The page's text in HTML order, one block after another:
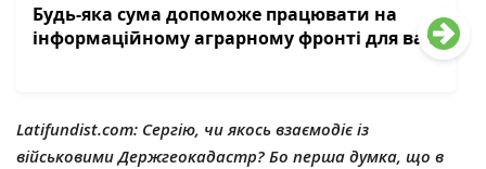
Будь-яка сума допоможе працювати на
інформаційному аграрному фронті для вас
Latifundist.com: Сергію, чи якось взаємодіє із
військовими Держгеокадастр? Бо перша думка, що в